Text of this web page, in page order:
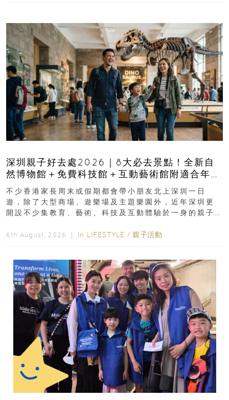
深圳親子好去處2026｜8大必去景點！全新自
然博物館＋免費科技館＋互動藝術館附適合年
齡、交通、門票、開放時間
不少香港家長周末或假期都會帶小朋友北上深圳一日
遊，除了大型商場、遊樂場及主題樂園外，近年深圳更
開設不少集教育、藝術、科技及互動體驗於一身的親子
6th August, 2026 ｜ In LIFESTYLE / 親子活動